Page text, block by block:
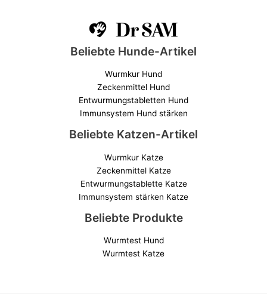
Beliebte Hunde-Artikel
Wurmkur Hund
Zeckenmittel Hund
Entwurmungstabletten Hund
Immunsystem Hund stärken
Beliebte Katzen-Artikel
Wurmkur Katze
Zeckenmittel Katze
Entwurmungstablette Katze
Immunsystem stärken Katze
Beliebte Produkte
Wurmtest Hund
Wurmtest Katze